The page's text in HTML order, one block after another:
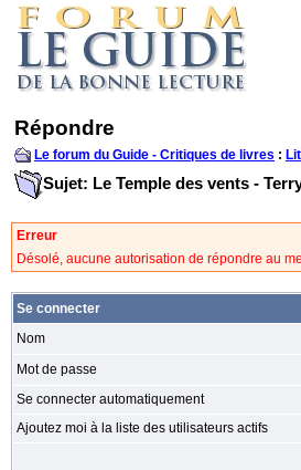
Répondre
Le forum du Guide - Critiques de livres :
Sujet: Le Temple des vents -
Erreur
Désolé, aucune autorisation de répondre au
Se connecter
Nom
Mot de passe
Se connecter automatiquement
Ajoutez moi à la liste des utilisateurs actifs